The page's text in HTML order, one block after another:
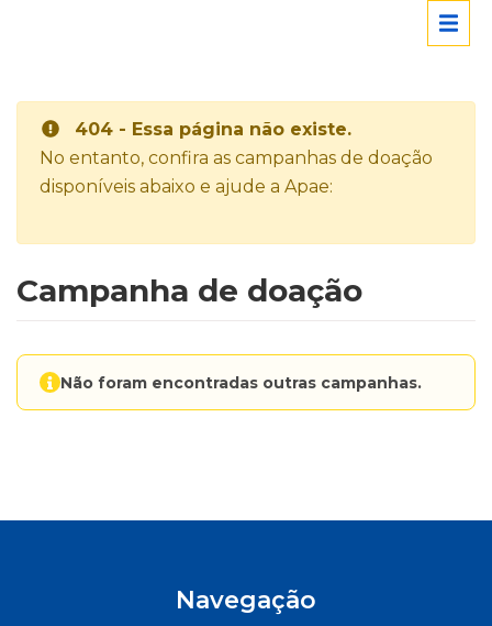
404 - Essa página não existe.
No entanto, confira as campanhas de doação
disponíveis abaixo e ajude a Apae:
Campanha de doação
Não foram encontradas outras campanhas.
Navegação